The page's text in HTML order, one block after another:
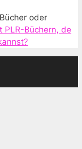
oder
PLR-Büchern, de